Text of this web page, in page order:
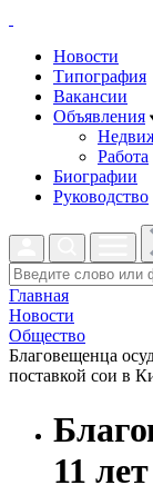
Новости
Типография
Вакансии
Объявления
Работа
Биографии
Руководство
Главная
Новости
Общество
Благовещенца
поставкой сои в
11